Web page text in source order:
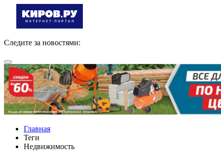
Следите за новостями:
Главная
Теги
Недвижимость